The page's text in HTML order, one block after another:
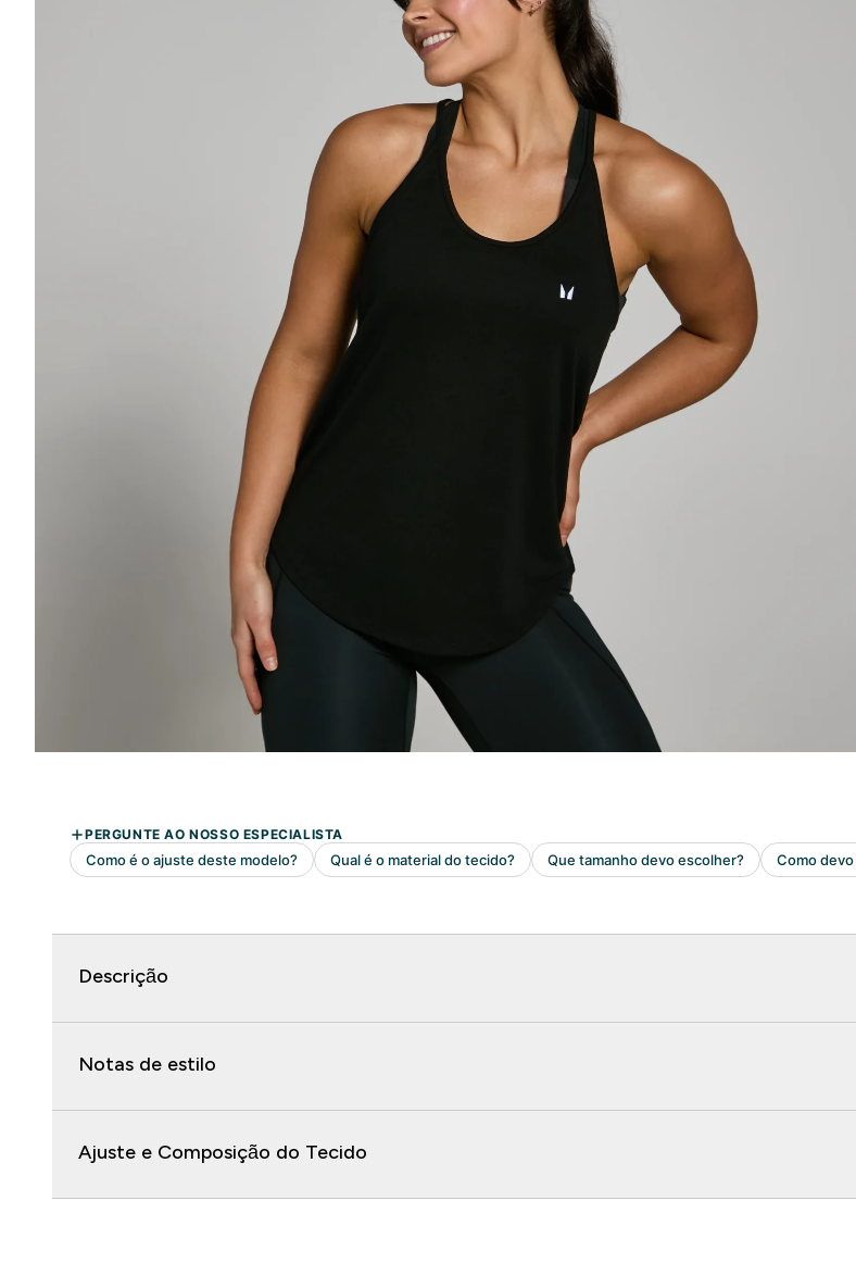
Descrição
Notas de estilo
Ajuste e Composição do Tecido